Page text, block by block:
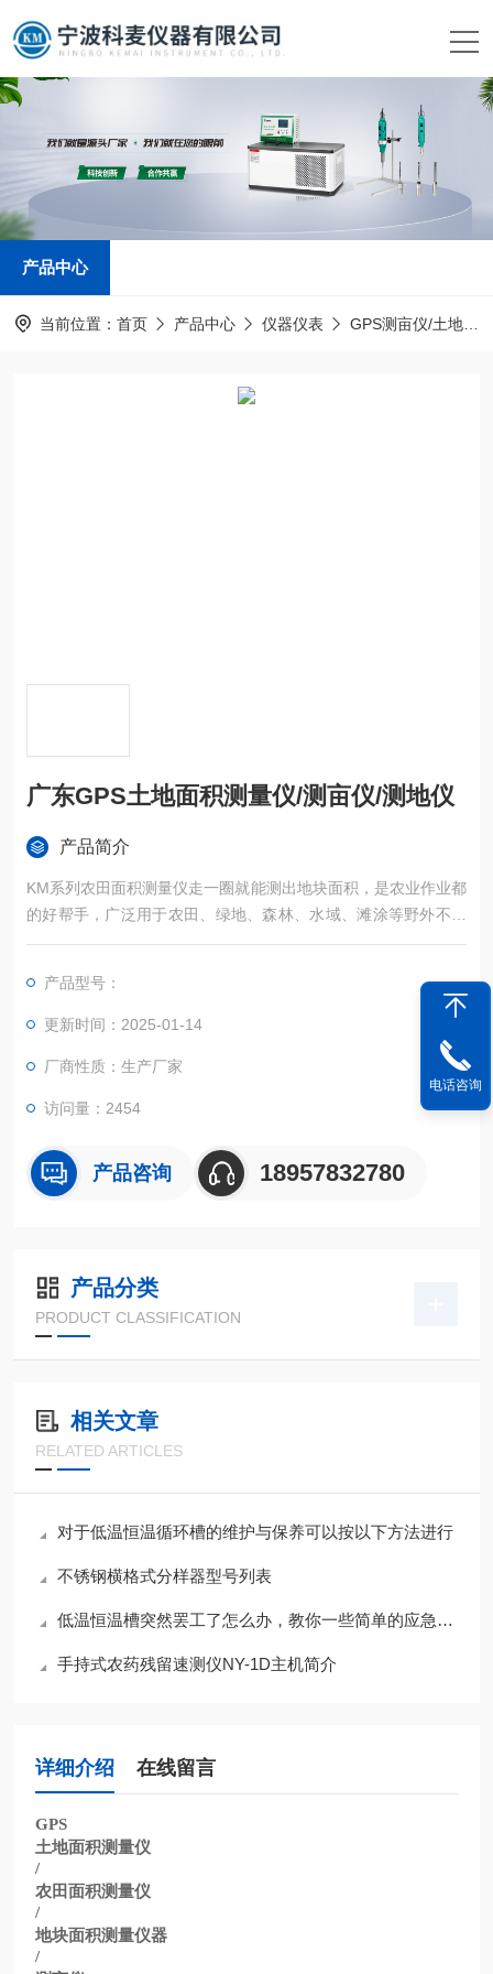
产品中心
当前位置： 首页 产品中心 仪器仪表 GPS测亩仪/土地面积测量仪
广东GPS土地面积测量仪/测亩仪/测地仪
产品简介
KM系列农田面积测量仪走一圈就能测出地块面积，是农业作业都
的好帮手，广泛用于农田、绿地、森林、水域、滩涂等野外不规
则区域面积的精确测量。
产品型号：
更新时间：2025-01-14
厂商性质：生产厂家
访问量：2454
产品咨询 18957832780
产品分类
PRODUCT CLASSIFICATION
相关文章
RELATED ARTICLES
对于低温恒温循环槽的维护与保养可以按以下方法进行
不锈钢横格式分样器型号列表
低温恒温槽突然罢工了怎么办，教你一些简单的应急小知识
手持式农药残留速测仪NY-1D主机简介
详细介绍 在线留言
GPS
土地面积测量仪
/
农田面积测量仪
/
地块面积测量仪器
/
电话咨询